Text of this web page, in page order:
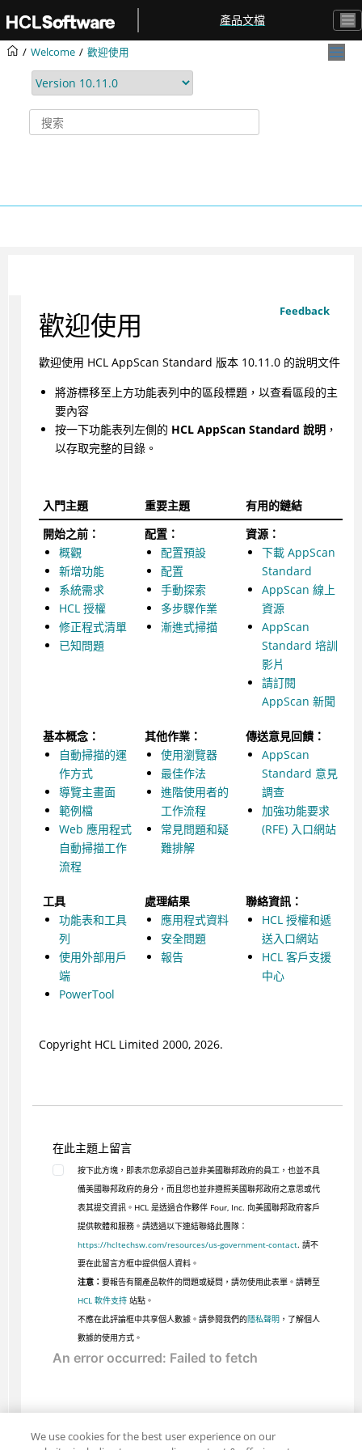
產品文檔
Welcome 歡迎使用
Feedback
歡迎使用
歡迎使用 HCL AppScan Standard 版本 10.11.0的說明文件
將游標移至上方功能表列中的區段標題，以查看區段的主
要內容
按一下功能表列左側的 HCL AppScan Standard 說明，
以存取完整的目錄。
入門主題 重要主題
有用的鏈結
開始之前：
概觀
新增功能
系統需求
HCL 授權
修正程式清單
已知問題
配置：
配置預設
配置
手動探索
多步驟作業
漸進式掃描
資源：
下載 AppScan
Standard
AppScan 線上
資源
AppScan
Standard 培訓
影片
請訂閱
AppScan 新聞
基本概念：
自動掃描的運
作方式
導覽主畫面
範例檔
Web 應用程式
自動掃描工作
流程
其他作業：
使用瀏覽器
最佳作法
進階使用者的
工作流程
常見問題和疑
難排解
傳送意見回饋：
AppScan
Standard 意見
調查
加強功能要求
(RFE) 入口網站
工具
功能表和工具
列
使用外部用戶
端
PowerTool
處理結果
應用程式資料
安全問題
報告
聯絡資訊：
HCL 授權和遞
送入口網站
HCL 客戶支援
中心
Copyright HCL Limited 2000, 2026.
在此主題上留言
按下此方塊，即表示您承認自己並非美國聯邦政府的員工，也並不具
備美國聯邦政府的身分，而且您也並非遵照美國聯邦政府之意思或代
表其提交資訊。HCL 是透過合作夥伴 Four, Inc. 向美國聯邦政府客戶
提供軟體和服務。請透過以下連結聯絡此團隊：
https://hcltechsw.com/resources/us-government-contact. 請不
要在此留言方框中提供個人資料。
注意： 要報告有關產品軟件的問題或疑問，請勿使用此表單。請轉至
HCL 軟件支持站點。
不應在此評論框中共享個人數據。請參閱我們的隱私聲明 ，了解個人
數據的使用方式。
We use cookies for the best user experience on our